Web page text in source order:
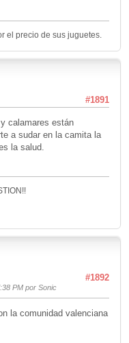
el precio de sus juguetes.
#1891
calamares están
a sudar en la camita la
la salud.
#1892
PM por Sonic
la comunidad valenciana